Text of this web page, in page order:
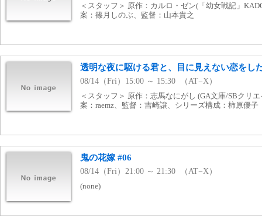
＜スタッフ＞ 原作：カルロ・ゼン(「幼女戦記」
案：篠月しのぶ、監督：山本貴之
透明な夜に駆ける君と、目に見えない恋をし
08/14（Fri）15:00 ～ 15:30 （AT−X）
＜スタッフ＞ 原作：志馬なにがし (GA文庫/SBクリ
案：raemz、監督：吉崎譲、シリーズ構成：柿原優子
鬼の花嫁 #06
08/14（Fri）21:00 ～ 21:30 （AT−X）
(none)